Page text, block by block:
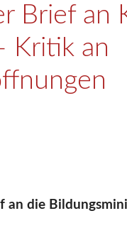
Brief an
Kritik an
an die